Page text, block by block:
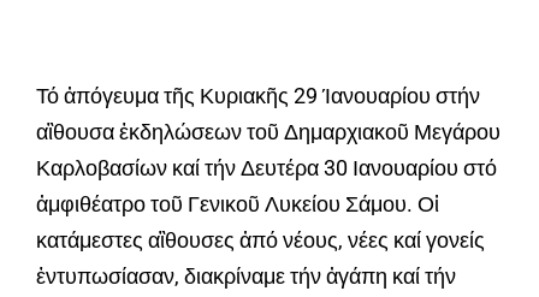
Τό ἀπόγευμα τῆς Κυριακῆς 29 Ίανουαρίου στήν
αἲθουσα ἐκδηλώσεων τοῦ Δημαρχιακοῦ Μεγάρου
Καρλοβασίων καί τήν Δευτέρα 30 Ιανουαρίου στό
ἀμφιθέατρο τοῦ Γενικοῦ Λυκείου Σάμου. Οἱ
κατάμεστες αἲθουσες ἀπό νέους, νέες καί γονείς
ἐντυπωσίασαν, διακρίναμε τήν ἀγάπη καί τήν